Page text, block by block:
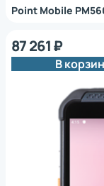
Point Mobile
87 261 ₽
В